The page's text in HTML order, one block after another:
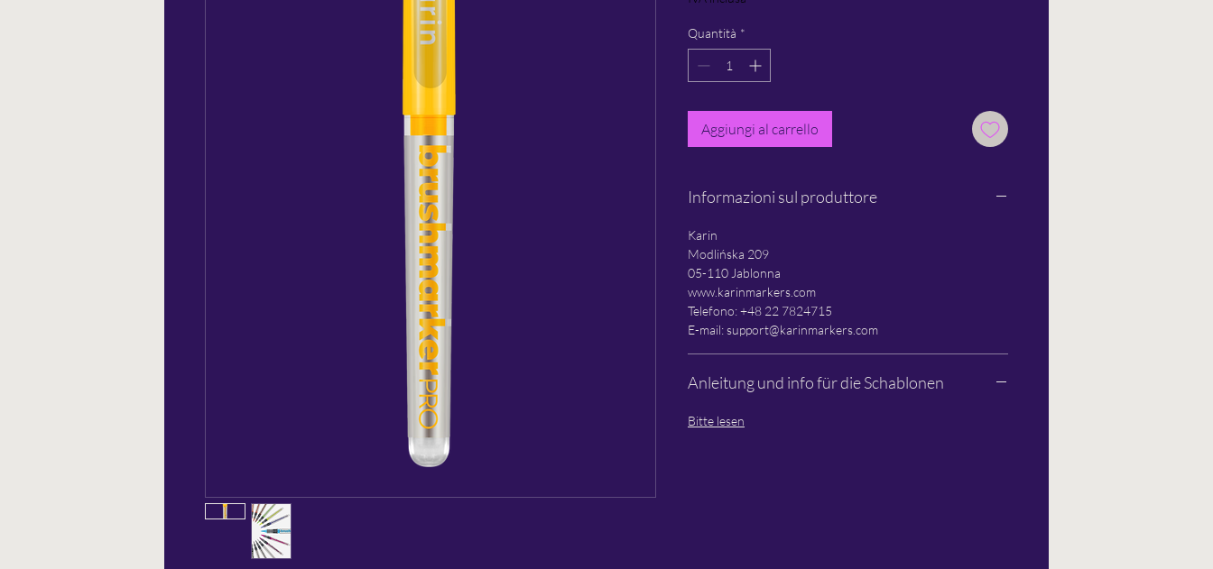
Quantità *
Aggiungi al carrello
Informazioni sul produttore
Karin
Modlińska 209
05-110 Jablonna
www.karinmarkers.com
Telefono: +48 22 7824715
E-mail: support@karinmarkers.com
Anleitung und info für die Schablonen
Bitte lesen